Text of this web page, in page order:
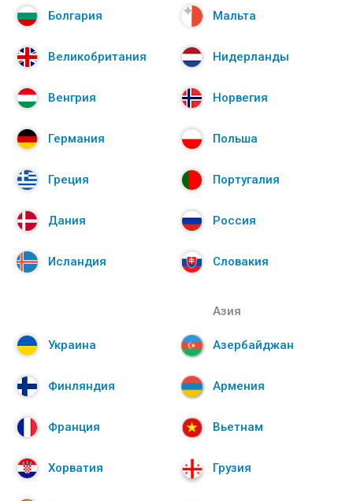
Болгария
Великобритания
Венгрия
Германия
Греция
Дания
Исландия
Мальта
Нидерланды
Норвегия
Польша
Португалия
Россия
Словакия
Украина
Финляндия
Франция
Хорватия
Азия
Азербайджан
Армения
Вьетнам
Грузия